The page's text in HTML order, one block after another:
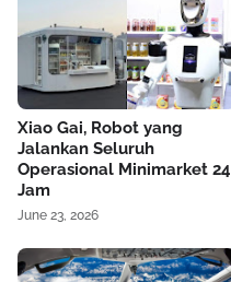
Xiao Gai, Robot yang
Jalankan Seluruh
Operasional Minimarket 24
Jam
June 23, 2026